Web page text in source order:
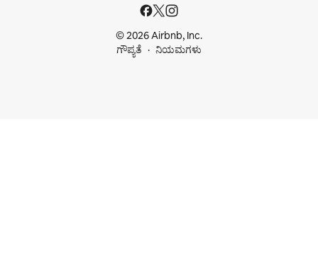
© 2026 Airbnb, Inc.
ಗೌಪ್ಯತೆ
ನಿಯಮಗಳು